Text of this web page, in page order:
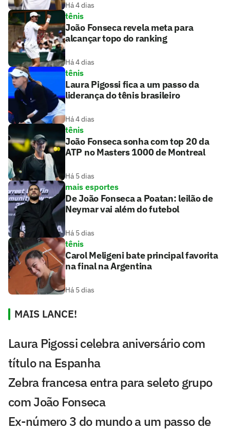
Há 4 dias
tênis
João Fonseca revela meta para
alcançar topo do ranking
Há 4 dias
tênis
Laura Pigossi fica a um passo da
liderança do tênis brasileiro
Há 4 dias
tênis
João Fonseca sonha com top 20 da
ATP no Masters 1000 de Montreal
Há 5 dias
mais esportes
De João Fonseca a Poatan: leilão de
Neymar vai além do futebol
Há 5 dias
tênis
Carol Meligeni bate principal favorita
na final na Argentina
Há 5 dias
MAIS LANCE!
Laura Pigossi celebra aniversário com
título na Espanha
Zebra francesa entra para seleto grupo
com João Fonseca
Ex-número 3 do mundo a um passo de